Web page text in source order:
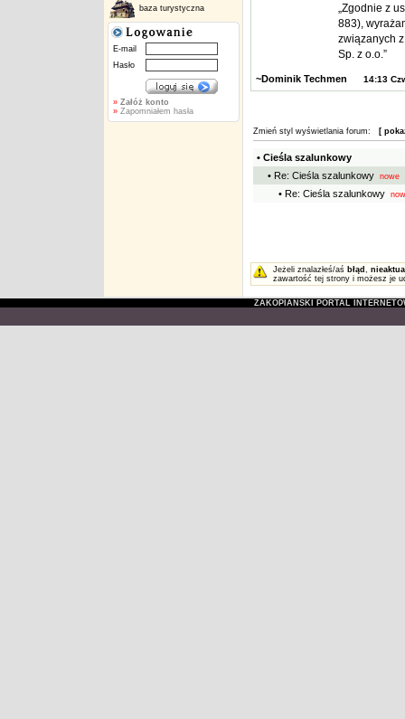
baza turystyczna
E-mail
Hasło
» Załóż konto
»Zapomniałem hasła
„Zgodnie z
883),
związanych
Sp. z o.o.”
~Dominik Techmen 14:13
Zmień styl wyświetlania forum: [
• Cieśla szalunkowy
• Re: Cieśla szalunkowynowe
• Re: Cieśla szalunkowy
Jeżeli znalazłeś/aś błąd ,
zawartość tej strony i możesz je
ZAKOPIAŃSKI PORTAL